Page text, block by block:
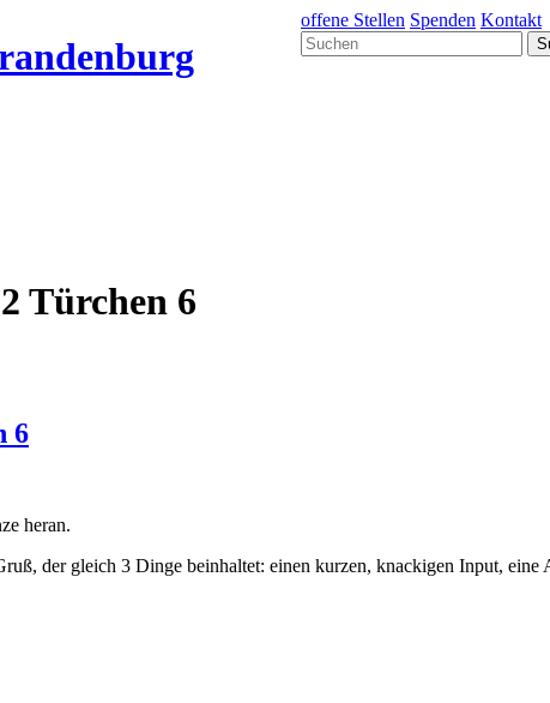
offene Stellen Spenden Kontakt
Türchen 6
6
heran.
der gleich 3 Dinge beinhaltet: einen kurzen, knackigen Input,